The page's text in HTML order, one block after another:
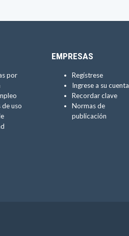
por
de uso
EMPRESAS
Regístrese
Ingrese a su cuenta
Recordar clave
Normas de
publicación